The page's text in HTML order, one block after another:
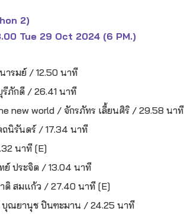
2)
Tue 29 Oct 2024 (6 PM.)
ารมย์ / 12.50 นาที
ภักดี / 26.41 นาที
new world / จักรภัทร เลี้ยนศิริ / 29.58 นาที
นิรันดร์ / 17.34 นาที
นาที [E]
ย์ ประจิต / 13.04 นาที
ติ สมแก้ว / 27.40 นาที [E]
บุณยานุช ปินฑะมาน / 24.25 นาที